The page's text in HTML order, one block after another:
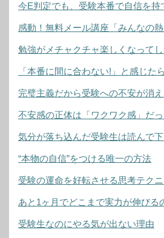
今E判定でも、受験本番で自信を持
感動！無料メール講座「みんなの熱
勉強がメチャクチャ楽しくなって
「本番に間に合わない!」と感じたら
完璧主義だから受験への不安が消
不安感の正体は「ワクワク感」だっ
気分が落ち込んだ受験生は読んで
“本物の自信”をつける唯一の方法
受験の運命を好転させる思考テク
あと1ヶ月でどこまで実力が伸びる
受験生なのにやる気が出ない理由